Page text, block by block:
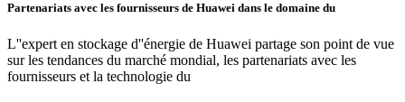
Partenariats avec les fournisseurs de Huawei dans le domaine du
L''expert en stockage d''énergie de Huawei partage son point de vue
sur les tendances du marché mondial, les partenariats avec les
fournisseurs et la technologie du